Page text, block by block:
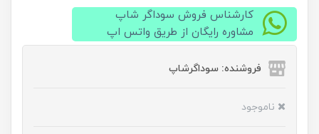
کارشناس فروش سوداگر شاپ
مشاوره رایگان از طریق واتس اپ
فروشنده: سوداگرشاپ
ناموجود